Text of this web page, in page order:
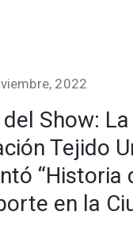
2022
Show: La
Tejido
“Historia
en la